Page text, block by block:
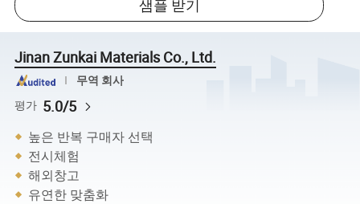
샘플 받기
Jinan Zunkai Materials Co., Ltd.
무역 회사
평가 5.0/5
높은 반복 구매자 선택
전시체험
해외창고
유연한 맞춤화